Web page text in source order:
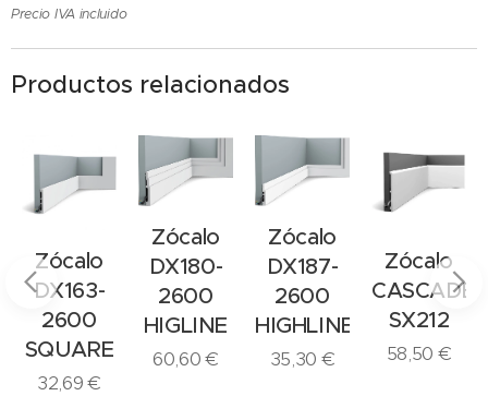
Precio IVA incluido
Productos relacionados
Zócalo
DX163-
2600
SQUARE
32,69€
Zócalo
DX180-
2600
HIGLINE
60,60€
Zócalo
DX187-
2600
HIGHLINE
35,30 €
Zócalo
CASCADE
SX212
58,50 €